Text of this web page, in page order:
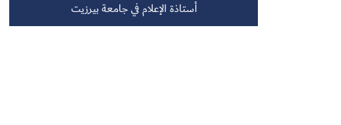
أستاذة الإعلام في جامعة بيرزيت